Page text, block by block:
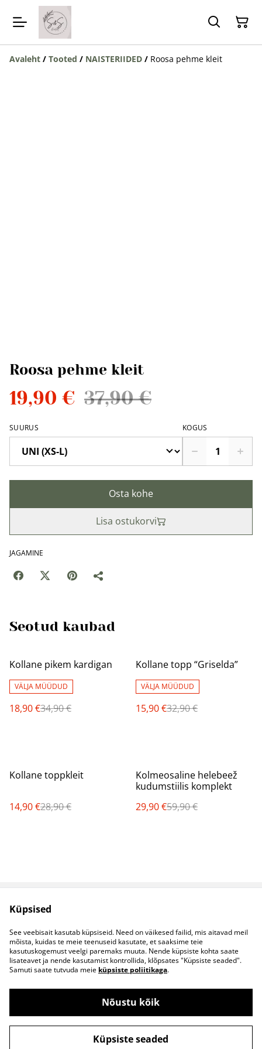
Avaleht / Tooted / NAISTERIIDED / Roosa pehme kleit
Roosa pehme kleit
19,90 € 37,90 €
SUURUS KOGUS
Osta kohe
Lisa ostukorvi
JAGAMINE
Seotud kaubad
%
Kollane pikem kardigan
VÄLJA MÜÜDUD
18,90 €34,90 €
%
Kollane topp “Griselda”
VÄLJA MÜÜDUD
15,90 €32,90 €
%
Kollane toppkleit
14,90 €28,90 €
%
Kolmeosaline helebeež
kudumstiilis komplekt
29,90 €59,90 €
Müügitingimused
Küpsised
Kontaktid
B2B koostöö
©2026S&S Riided
powered by
Küpsised
See veebisait kasutab küpsiseid. Need on väikesed failid, mis aitavad meil
mõista, kuidas te meie teenuseid kasutate, et saaksime teie
kasutuskogemust veelgi paremaks muuta. Nende küpsiste kohta saate
lisateavet ja nende kasutamist kontrollida, klõpsates "Küpsiste seaded".
Samuti saate tutvuda meie küpsiste poliitikaga.
Nõustu kõik
Küpsiste seaded